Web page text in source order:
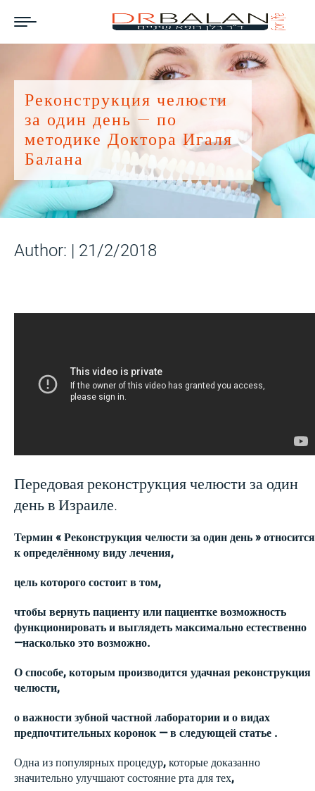
Реконструкция челюсти
за один день — по
методике Доктора Игаля
Балана
Author: | 21/2/2018
Передовая реконструкция челюсти за один
день в Израиле.
Термин « Реконструкция челюсти за один день » относится
к определённому виду лечения,
цель которого состоит в том,
чтобы вернуть пациенту или пациентке возможность
функционировать и выглядеть максимально естественно
—насколько это возможно.
О способе, которым производится удачная реконструкция
челюсти,
о важности зубной частной лаборатории и о видах
предпочтительных коронок — в следующей статье .
Одна из популярных процедур,которые доказанно
значительно улучшают состояние рта для тех,